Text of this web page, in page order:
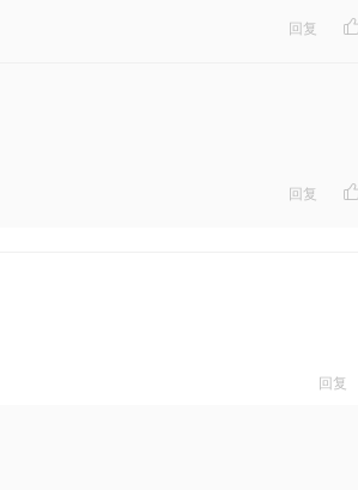
回复
回复
回复